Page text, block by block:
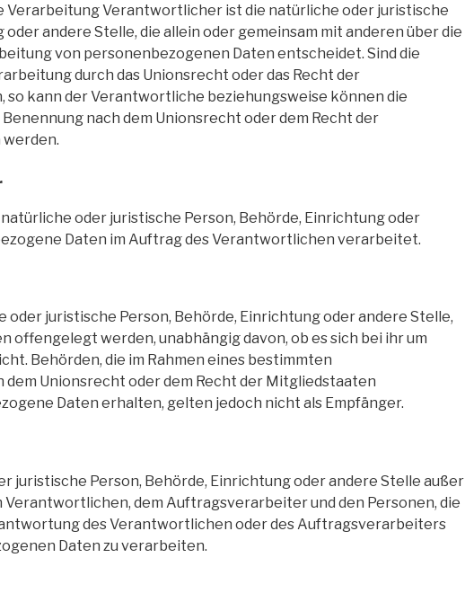
Verantwortlicher ist die natürliche oder juristische
andere Stelle, die allein oder gemeinsam mit anderen über die
von personenbezogenen Daten entscheidet. Sind die
durch das Unionsrecht oder das Recht der
kann der Verantwortliche beziehungsweise können die
nach dem Unionsrecht oder dem Recht der
oder juristische Person, Behörde, Einrichtung oder
Daten im Auftrag des Verantwortlichen verarbeitet.
oder juristische Person, Behörde, Einrichtung oder andere Stelle,
offengelegt werden, unabhängig davon, ob es sich bei ihr um
Behörden, die im Rahmen eines bestimmten
Unionsrecht oder dem Recht der Mitgliedstaaten
Daten erhalten, gelten jedoch nicht als Empfänger.
juristische Person, Behörde, Einrichtung oder andere Stelle außer
dem Auftragsverarbeiter und den Personen, die
des Verantwortlichen oder des Auftragsverarbeiters
Daten zu verarbeiten.